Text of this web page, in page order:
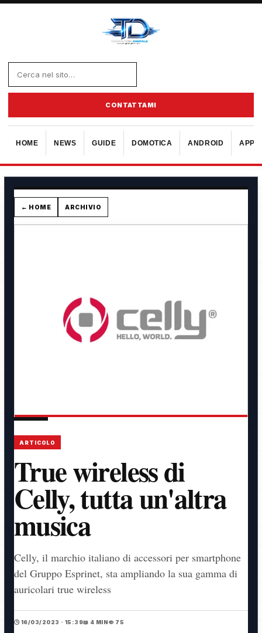
CONTATTAMI
HOME NEWS GUIDE DOMOTICA ANDROID
← HOME ARCHIVIO
ARTICOLO
True wireless di
Celly, tutta un'altra
musica
Celly, il marchio italiano di accessori per smartphone
del Gruppo Esprinet, sta ampliando la sua gamma di
auricolari true wireless
🕒 16/03/2023 · 15:39📖 4 MIN 👁️ 75